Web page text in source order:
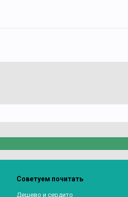
Советуем почитать
Дешево и сердито